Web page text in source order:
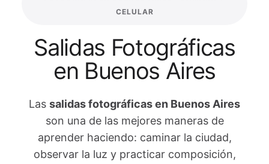
CELULAR
Salidas Fotográficas
en Buenos Aires
Las salidas fotográficas en Buenos Aires
son una de las mejores maneras de
aprender haciendo: caminar la ciudad,
observar la luz y practicar composición,